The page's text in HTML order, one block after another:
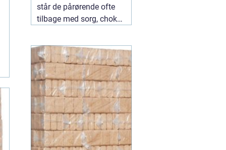
står de pårørende ofte
tilbage med sorg, chok
Hvad skal gøres først?
Hvem kontakter man?
Hvordan skaber man en
afsked, som føles rigtig?
Her spiller en lokal 04
July 2026